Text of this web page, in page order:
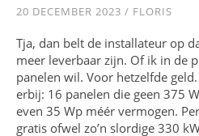
20 DECEMBER 2023 / FLORIS
Tja, dan belt de installateur op
meer leverbaar zijn. Of ik in de
panelen wil. Voor hetzelfde
erbij: 16 panelen die geen 375
even 35 Wp méér vermogen.
gratis ofwel zo’n slordige 330